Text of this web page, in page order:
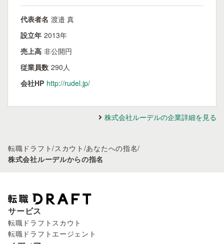
代表者名 渡邉 真
設立年 2013年
売上高 非公開円
従業員数 290人
会社HP http://rudel.jp/
株式会社ルーデルの企業詳細を見る
転職ドラフト/スカウト /あなたへの指名/
株式会社ルーデルからの指名
サービス
転職ドラフトスカウト
転職ドラフトエージェント